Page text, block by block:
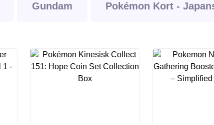
Gundam Pokémon Kort -